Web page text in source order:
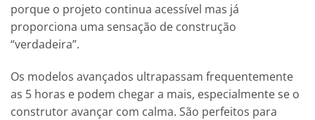
porque o projeto continua acessível mas já
proporciona uma sensação de construção
“verdadeira”.
Os modelos avançados ultrapassam frequentemente
as 5 horas e podem chegar a mais, especialmente se o
construtor avançar com calma. São perfeitos para